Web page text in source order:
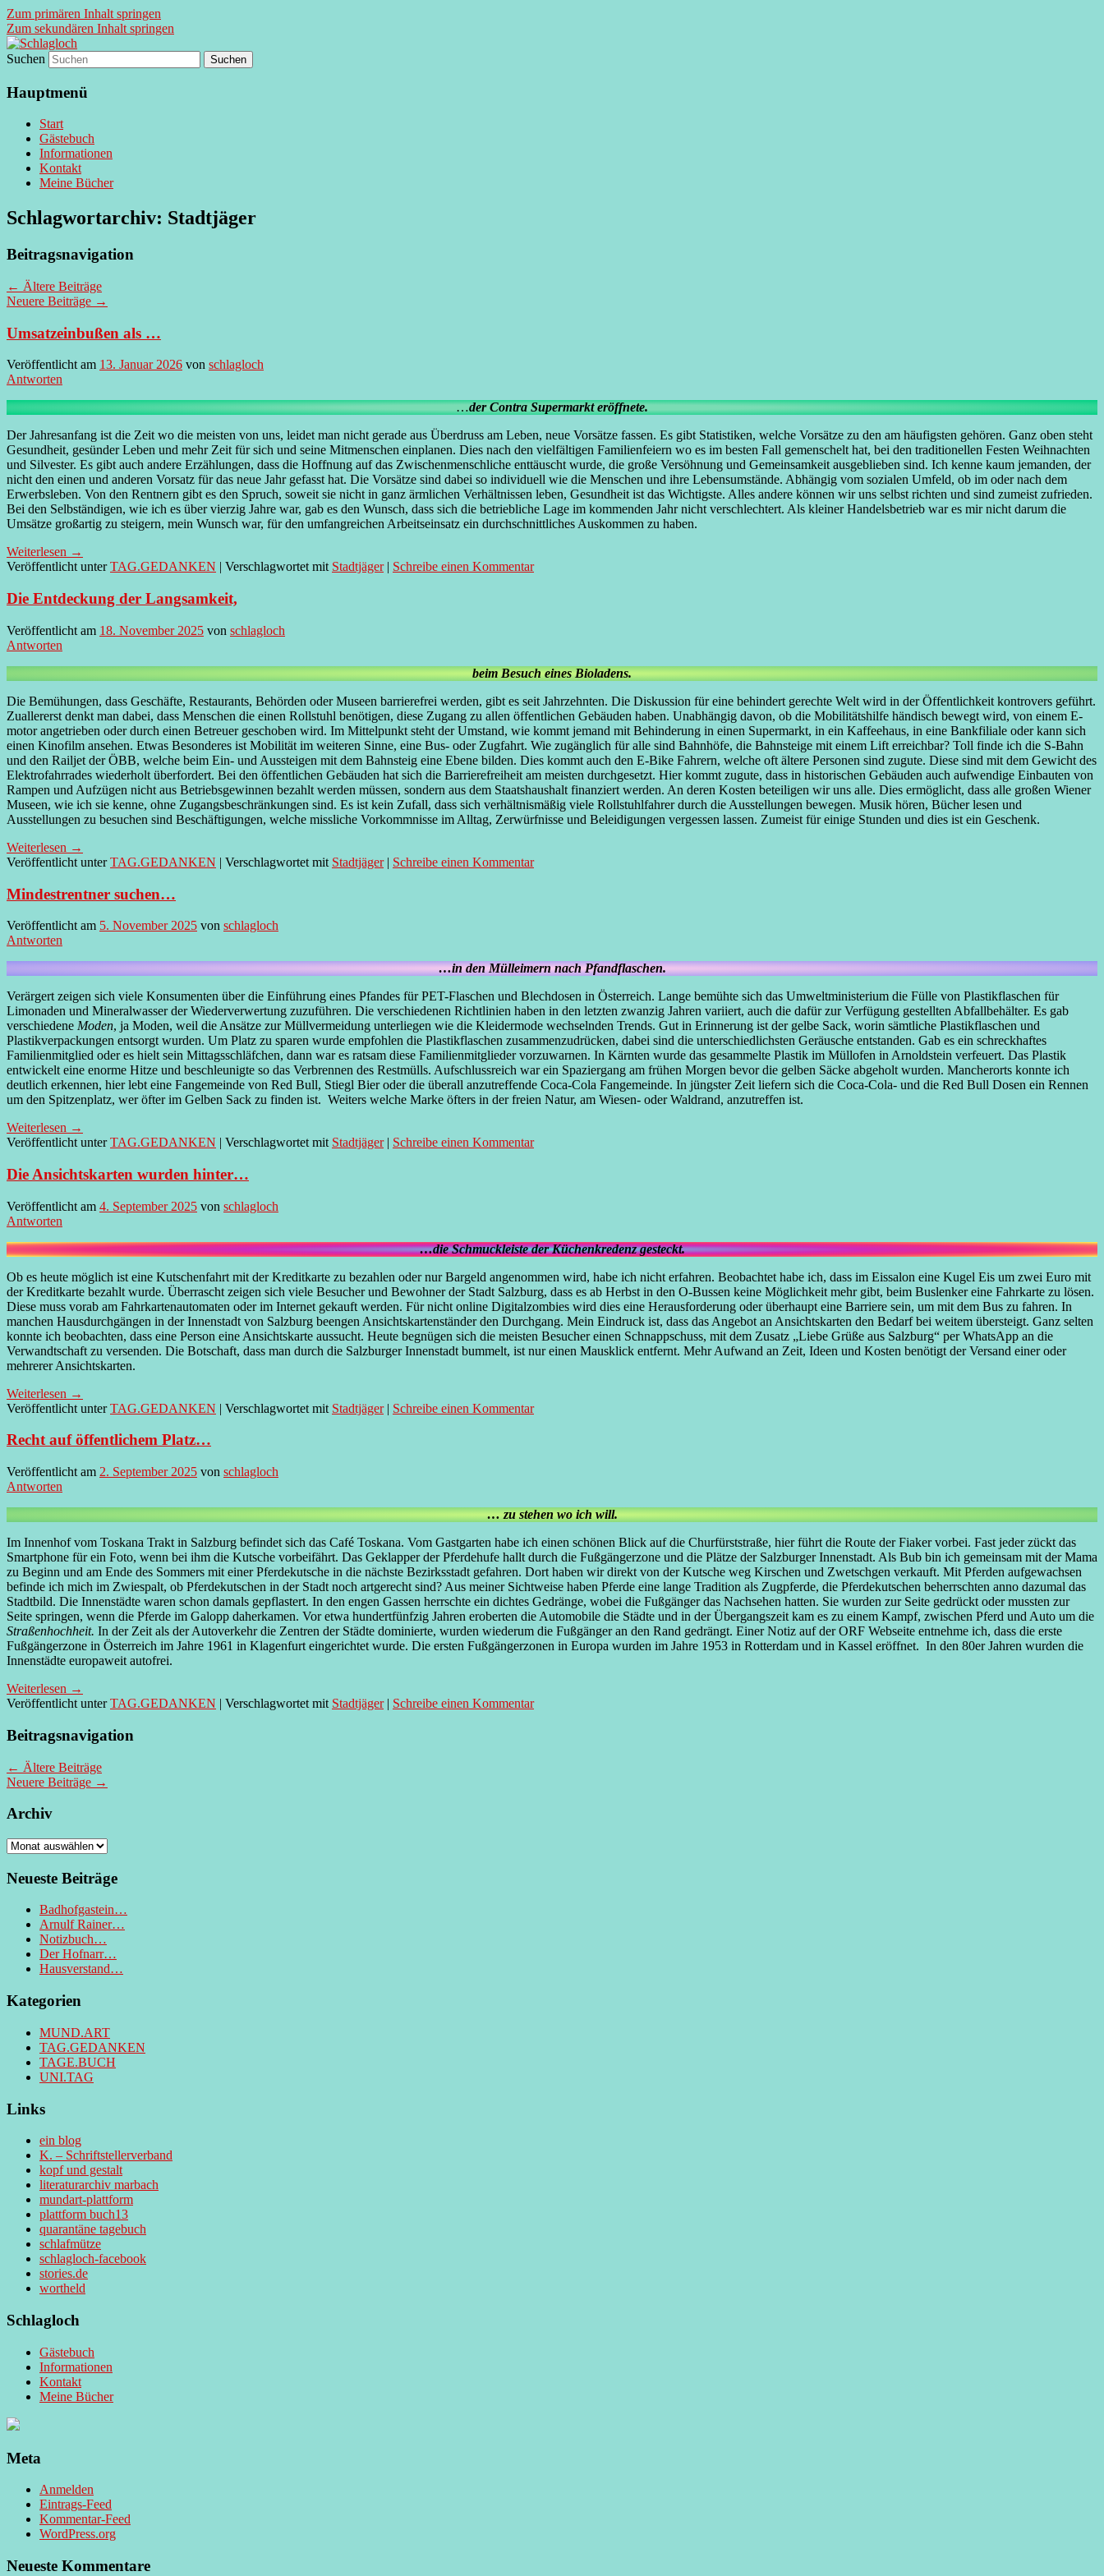
Zum primären Inhalt springen
Zum sekundären Inhalt springen
Schlagloch
supersberger taggedanken
Suchen
Hauptmenü
Start
Gästebuch
Informationen
Kontakt
Meine Bücher
Schlagwortarchiv: Stadtjäger
Beitragsnavigation
← Ältere Beiträge
Neuere Beiträge →
Umsatzeinbußen als …
Veröffentlicht am 13. Januar 2026 von schlagloch
Antworten
…der Contra Supermarkt eröffnete.
Der Jahresanfang ist die Zeit wo die meisten von uns, leidet man nicht gerade aus Überdruss am Leben, neue Vorsätze fassen. Es gibt Statistiken, welche Vorsätze zu den am häufigsten gehören. Ganz oben steht
Gesundheit, gesünder Leben und mehr Zeit für sich und seine Mitmenschen einplanen. Dies nach den vielfältigen Familienfeiern wo es im besten Fall gemenschelt hat, bei den traditionellen Festen Weihnachten
und Silvester. Es gibt auch andere Erzählungen, dass die Hoffnung auf das Zwischenmenschliche enttäuscht wurde, die große Versöhnung und Gemeinsamkeit ausgeblieben sind. Ich kenne kaum jemanden, der
nicht den einen und anderen Vorsatz für das neue Jahr gefasst hat. Die Vorsätze sind dabei so individuell wie die Menschen und ihre Lebensumstände. Abhängig vom sozialen Umfeld, ob im oder nach dem
Erwerbsleben. Von den Rentnern gibt es den Spruch, soweit sie nicht in ganz ärmlichen Verhältnissen leben, Gesundheit ist das Wichtigste. Alles andere können wir uns selbst richten und sind zumeist zufrieden.
Bei den Selbständigen, wie ich es über vierzig Jahre war, gab es den Wunsch, dass sich die betriebliche Lage im kommenden Jahr nicht verschlechtert. Als kleiner Handelsbetrieb war es mir nicht darum die
Umsätze großartig zu steigern, mein Wunsch war, für den umfangreichen Arbeitseinsatz ein durchschnittliches Auskommen zu haben.
Weiterlesen →
Veröffentlicht unter TAG.GEDANKEN | Verschlagwortet mit Stadtjäger | Schreibe einen Kommentar
Die Entdeckung der Langsamkeit,
Veröffentlicht am 18. November 2025 von schlagloch
Antworten
beim Besuch eines Bioladens.
Die Bemühungen, dass Geschäfte, Restaurants, Behörden oder Museen barrierefrei werden, gibt es seit Jahrzehnten. Die Diskussion für eine behindert gerechte Welt wird in der Öffentlichkeit kontrovers geführt.
Zuallererst denkt man dabei, dass Menschen die einen Rollstuhl benötigen, diese Zugang zu allen öffentlichen Gebäuden haben. Unabhängig davon, ob die Mobilitätshilfe händisch bewegt wird, von einem E-
motor angetrieben oder durch einen Betreuer geschoben wird. Im Mittelpunkt steht der Umstand, wie kommt jemand mit Behinderung in einen Supermarkt, in ein Kaffeehaus, in eine Bankfiliale oder kann sich
einen Kinofilm ansehen. Etwas Besonderes ist Mobilität im weiteren Sinne, eine Bus- oder Zugfahrt. Wie zugänglich für alle sind Bahnhöfe, die Bahnsteige mit einem Lift erreichbar? Toll finde ich die S-Bahn
und den Railjet der ÖBB, welche beim Ein- und Aussteigen mit dem Bahnsteig eine Ebene bilden. Dies kommt auch den E-Bike Fahrern, welche oft ältere Personen sind zugute. Diese sind mit dem Gewicht des
Elektrofahrrades wiederholt überfordert. Bei den öffentlichen Gebäuden hat sich die Barrierefreiheit am meisten durchgesetzt. Hier kommt zugute, dass in historischen Gebäuden auch aufwendige Einbauten von
Rampen und Aufzügen nicht aus Betriebsgewinnen bezahlt werden müssen, sondern aus dem Staatshaushalt finanziert werden. An deren Kosten beteiligen wir uns alle. Dies ermöglicht, dass alle großen Wiener
Museen, wie ich sie kenne, ohne Zugangsbeschränkungen sind. Es ist kein Zufall, dass sich verhältnismäßig viele Rollstuhlfahrer durch die Ausstellungen bewegen. Musik hören, Bücher lesen und
Ausstellungen zu besuchen sind Beschäftigungen, welche missliche Vorkommnisse im Alltag, Zerwürfnisse und Beleidigungen vergessen lassen. Zumeist für einige Stunden und dies ist ein Geschenk.
Weiterlesen →
Veröffentlicht unter TAG.GEDANKEN | Verschlagwortet mit Stadtjäger | Schreibe einen Kommentar
Mindestrentner suchen…
Veröffentlicht am 5. November 2025 von schlagloch
Antworten
…in den Mülleimern nach Pfandflaschen.
Verärgert zeigen sich viele Konsumenten über die Einführung eines Pfandes für PET-Flaschen und Blechdosen in Österreich. Lange bemühte sich das Umweltministerium die Fülle von Plastikflaschen für
Limonaden und Mineralwasser der Wiederverwertung zuzuführen. Die verschiedenen Richtlinien haben in den letzten zwanzig Jahren variiert, auch die dafür zur Verfügung gestellten Abfallbehälter. Es gab
verschiedene Moden, ja Moden, weil die Ansätze zur Müllvermeidung unterliegen wie die Kleidermode wechselnden Trends. Gut in Erinnerung ist der gelbe Sack, worin sämtliche Plastikflaschen und
Plastikverpackungen entsorgt wurden. Um Platz zu sparen wurde empfohlen die Plastikflaschen zusammenzudrücken, dabei sind die unterschiedlichsten Geräusche entstanden. Gab es ein schreckhaftes
Familienmitglied oder es hielt sein Mittagsschläfchen, dann war es ratsam diese Familienmitglieder vorzuwarnen. In Kärnten wurde das gesammelte Plastik im Müllofen in Arnoldstein verfeuert. Das Plastik
entwickelt eine enorme Hitze und beschleunigte so das Verbrennen des Restmülls. Aufschlussreich war ein Spaziergang am frühen Morgen bevor die gelben Säcke abgeholt wurden. Mancherorts konnte ich
deutlich erkennen, hier lebt eine Fangemeinde von Red Bull, Stiegl Bier oder die überall anzutreffende Coca-Cola Fangemeinde. In jüngster Zeit liefern sich die Coca-Cola- und die Red Bull Dosen ein Rennen
um den Spitzenplatz, wer öfter im Gelben Sack zu finden ist. Weiters welche Marke öfters in der freien Natur, am Wiesen- oder Waldrand, anzutreffen ist.
Weiterlesen →
Veröffentlicht unter TAG.GEDANKEN | Verschlagwortet mit Stadtjäger | Schreibe einen Kommentar
Die Ansichtskarten wurden hinter…
Veröffentlicht am 4. September 2025 von schlagloch
Antworten
…die Schmuckleiste der Küchenkredenz gesteckt.
Ob es heute möglich ist eine Kutschenfahrt mit der Kreditkarte zu bezahlen oder nur Bargeld angenommen wird, habe ich nicht erfahren. Beobachtet habe ich, dass im Eissalon eine Kugel Eis um zwei Euro mit
der Kreditkarte bezahlt wurde. Überrascht zeigen sich viele Besucher und Bewohner der Stadt Salzburg, dass es ab Herbst in den O-Bussen keine Möglichkeit mehr gibt, beim Buslenker eine Fahrkarte zu lösen.
Diese muss vorab am Fahrkartenautomaten oder im Internet gekauft werden. Für nicht online Digitalzombies wird dies eine Herausforderung oder überhaupt eine Barriere sein, um mit dem Bus zu fahren. In
manchen Hausdurchgängen in der Innenstadt von Salzburg beengen Ansichtskartenständer den Durchgang. Mein Eindruck ist, dass das Angebot an Ansichtskarten den Bedarf bei weitem übersteigt. Ganz selten
konnte ich beobachten, dass eine Person eine Ansichtskarte aussucht. Heute begnügen sich die meisten Besucher einen Schnappschuss, mit dem Zusatz „Liebe Grüße aus Salzburg“ per WhatsApp an die
Verwandtschaft zu versenden. Die Botschaft, dass man durch die Salzburger Innenstadt bummelt, ist nur einen Mausklick entfernt. Mehr Aufwand an Zeit, Ideen und Kosten benötigt der Versand einer oder
mehrerer Ansichtskarten.
Weiterlesen →
Veröffentlicht unter TAG.GEDANKEN | Verschlagwortet mit Stadtjäger | Schreibe einen Kommentar
Recht auf öffentlichem Platz…
Veröffentlicht am 2. September 2025 von schlagloch
Antworten
… zu stehen wo ich will.
Im Innenhof vom Toskana Trakt in Salzburg befindet sich das Café Toskana. Vom Gastgarten habe ich einen schönen Blick auf die Churfürststraße, hier führt die Route der Fiaker vorbei. Fast jeder zückt das
Smartphone für ein Foto, wenn bei ihm die Kutsche vorbeifährt. Das Geklapper der Pferdehufe hallt durch die Fußgängerzone und die Plätze der Salzburger Innenstadt. Als Bub bin ich gemeinsam mit der Mama
zu Beginn und am Ende des Sommers mit einer Pferdekutsche in die nächste Bezirksstadt gefahren. Dort haben wir direkt von der Kutsche weg Kirschen und Zwetschgen verkauft. Mit Pferden aufgewachsen
befinde ich mich im Zwiespalt, ob Pferdekutschen in der Stadt noch artgerecht sind? Aus meiner Sichtweise haben Pferde eine lange Tradition als Zugpferde, die Pferdekutschen beherrschten anno dazumal das
Stadtbild. Die Innenstädte waren schon damals gepflastert. In den engen Gassen herrschte ein dichtes Gedränge, wobei die Fußgänger das Nachsehen hatten. Sie wurden zur Seite gedrückt oder mussten zur
Seite springen, wenn die Pferde im Galopp daherkamen. Vor etwa hundertfünfzig Jahren eroberten die Automobile die Städte und in der Übergangszeit kam es zu einem Kampf, zwischen Pferd und Auto um die
Straßenhochheit. In der Zeit als der Autoverkehr die Zentren der Städte dominierte, wurden wiederum die Fußgänger an den Rand gedrängt. Einer Notiz auf der ORF Webseite entnehme ich, dass die erste
Fußgängerzone in Österreich im Jahre 1961 in Klagenfurt eingerichtet wurde. Die ersten Fußgängerzonen in Europa wurden im Jahre 1953 in Rotterdam und in Kassel eröffnet. In den 80er Jahren wurden die
Innenstädte europaweit autofrei.
Weiterlesen →
Veröffentlicht unter TAG.GEDANKEN | Verschlagwortet mit Stadtjäger | Schreibe einen Kommentar
Beitragsnavigation
← Ältere Beiträge
Neuere Beiträge →
Archiv
Archiv
Neueste Beiträge
Badhofgastein…
Arnulf Rainer…
Notizbuch…
Der Hofnarr…
Hausverstand…
Kategorien
MUND.ART
TAG.GEDANKEN
TAGE.BUCH
UNI.TAG
Links
ein blog
K. – Schriftstellerverband
kopf und gestalt
literaturarchiv marbach
mundart-plattform
plattform buch13
quarantäne tagebuch
schlafmütze
schlagloch-facebook
stories.de
wortheld
Schlagloch
Gästebuch
Informationen
Kontakt
Meine Bücher
Meta
Anmelden
Eintrags-Feed
Kommentar-Feed
WordPress.org
Neueste Kommentare